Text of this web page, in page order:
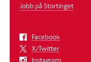
Jobb på Stortinget
Facebook
X/Twitter
Instagram